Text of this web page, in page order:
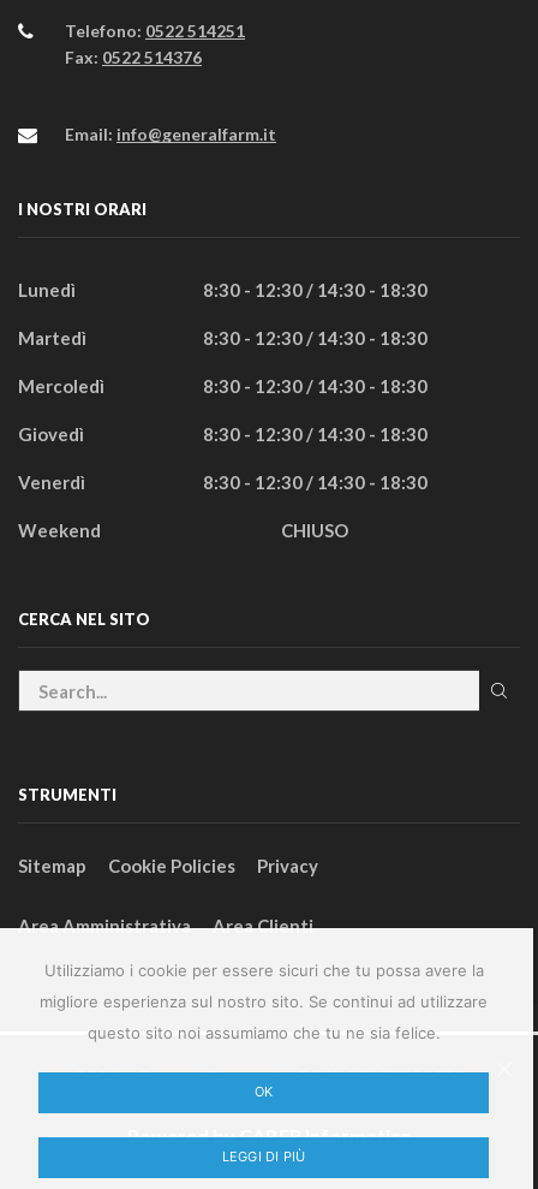
Utilizziamo i cookie per essere sicuri che tu possa avere la
migliore esperienza sul nostro sito. Se continui ad utilizzare
questo sito noi assumiamo che tu ne sia felice.
OK
LEGGI DI PIÙ
Telefono: 0522 514251
Fax: 0522 514376
Email: info@generalfarm.it
I NOSTRI ORARI
Lunedì 8:30 - 12:30 / 14:30 - 18:30
Martedì 8:30 - 12:30 / 14:30 - 18:30
Mercoledì 8:30 - 12:30 / 14:30 - 18:30
Giovedì 8:30 - 12:30 / 14:30 - 18:30
Venerdì 8:30 - 12:30 / 14:30 - 18:30
Weekend CHIUSO
CERCA NEL SITO
STRUMENTI
Sitemap Cookie Policies Privacy
Area Amministrativa Area Clienti
2024 – GeneralFarm srl – P.IVA 00127580355
Powered byCABER Informatica